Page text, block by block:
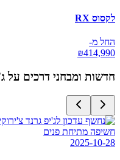
לקסוס RX
החל מ-
₪414,990
חדשות ומבחני דרכים על
חשיפה מתיחת פנים
2025-10-28